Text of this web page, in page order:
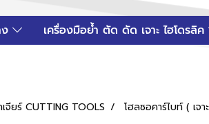
เครื่องมือย้ำ ตัด ดัด เจาะ ไฮโดรลิค
ยร์ CUTTING TOOLS โฮลซอคาร์ไบท์ ( เจ